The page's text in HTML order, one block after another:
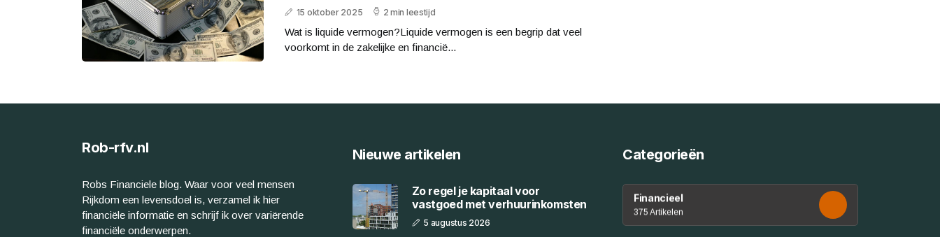
15 oktober 2025 2 min leestijd
Wat is liquide vermogen?Liquide vermogen is een begrip dat veel
voorkomt in de zakelijke en financië...
Rob-rfv.nl
Robs Financiele blog. Waar voor veel mensen
Rijkdom een levensdoel is, verzamel ik hier
financiële informatie en schrijf ik over variërende
financiële onderwerpen.
Nieuwe artikelen
Zo regel je kapitaal voor
vastgoed met verhuurinkomsten
5 augustus 2026
Categorieën
Financieel
375 Artikelen